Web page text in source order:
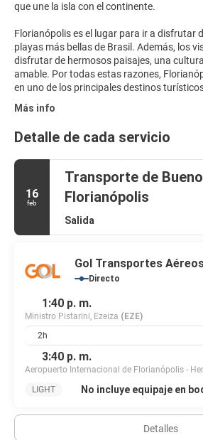
que une la isla con el continente.
Florianópolis es el lugar para ir a disfrutar
playas más bellas de Brasil. Además, los
disfrutar de hermosos paisajes, una
amable. Por todas estas razones,
Más info
Detalle de cada servicio
16
feb
Transporte de
Florianópolis
Salida
Gol Transportes
Directo
1:40 p. m.
Ministro Pistarini, Ezeiza (EZE)
2h
3:40 p. m.
Aeropuerto Internacional de Florianópolis -
LIGHT
No incluye equipaje en
Detalles